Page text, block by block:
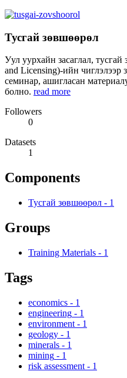
Тусгай зөвшөөрөл
Уул уурхайн засаглал,
and Licensing)-ийн чиглэлээр
семинар, ашигласан
болно. read more
Followers
0
Datasets
1
Components
Тусгай зөвшөөрөл - 1
Groups
Training Materials - 1
Tags
economics - 1
engineering - 1
environment - 1
geology - 1
minerals - 1
mining - 1
risk assessment - 1